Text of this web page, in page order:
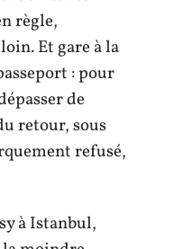
règle,
Et gare à la
: pour
de
retour, sous
refusé,
à Istanbul,